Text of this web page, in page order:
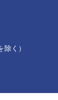
く）